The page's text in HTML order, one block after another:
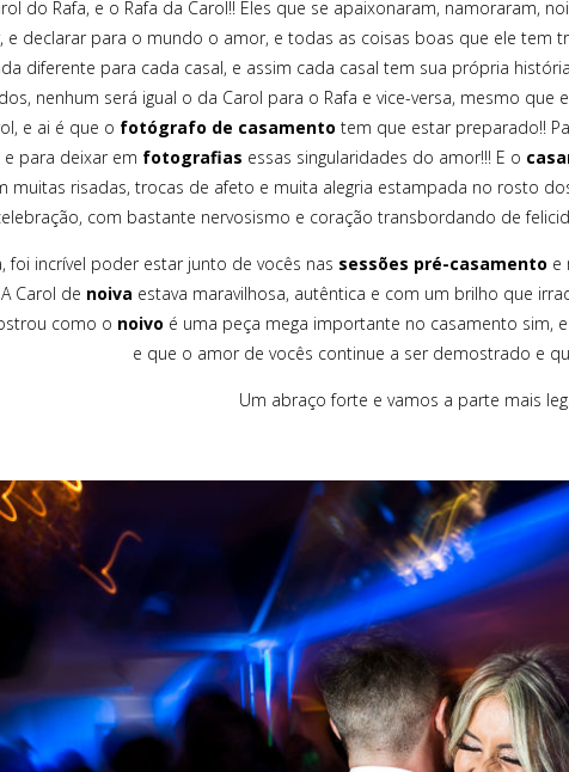
do Rafa, e o Rafa da Carol!! Eles que se apaixonaram, namoraram,
e declarar para o mundo o amor, e todas as coisas boas que ele
diferente para cada casal, e assim cada casal tem sua própria
nenhum será igual o da Carol para o Rafa e vice-versa, mesmo
e ai é que o fotógrafo de casamento tem que estar preparado!!
e para deixar em fotografias essas singularidades do amor!!! E o
muitas risadas, trocas de afeto e muita alegria estampada no rosto
com bastante nervosismo e coração transbordando de
foi incrível poder estar junto de vocês nas sessões pré-casamento e
Carol de noiva estava maravilhosa, autêntica e com um brilho que
como o noivo é uma peça mega importante no casamento sim,
e que o amor de vocês continue a ser demostrado e
Um abraço forte e vamos a parte mais